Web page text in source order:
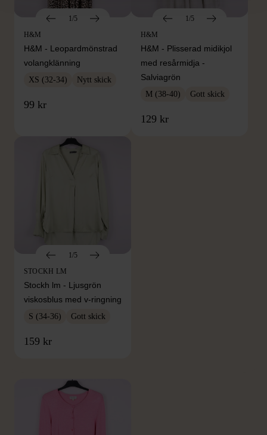
1/5
H&M
H&M - Leopardmönstrad
volangklänning
XS (32-34) Nytt skick
99 kr
1/5
H&M
H&M - Plisserad midikjol
med resårmidja -
Salviagrön
M (38-40) Gott skick
129 kr
1/5
STOCKH LM
Stockh lm - Ljusgrön
viskosblus med v-ringning
S (34-36) Gott skick
159 kr
FRÅN SAMMA VARUMÄRKE